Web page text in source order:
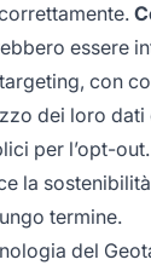
essere
con
dei loro
per l’opt-
la
termine.
del